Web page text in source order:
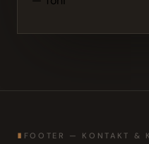
∎ FOOTER — KONTAKT &